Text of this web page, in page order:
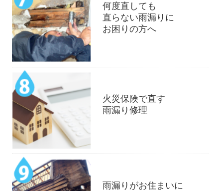
何度直しても
直らない雨漏りに
お困りの方へ
火災保険で直す
雨漏り修理
雨漏りがお住まいに